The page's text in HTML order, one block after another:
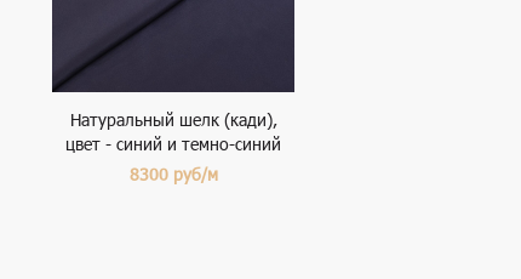
Натуральный шелк (кади),
цвет - синий и темно-синий
8300 руб/м